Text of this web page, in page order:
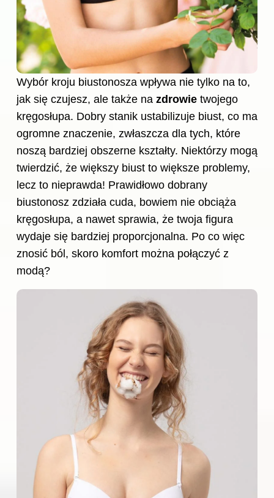
Wybór kroju biustonosza wpływa nie tylko na to,
jak się czujesz, ale także na zdrowie twojego
kręgosłupa. Dobry stanik ustabilizuje biust, co ma
ogromne znaczenie, zwłaszcza dla tych, które
noszą bardziej obszerne kształty. Niektórzy mogą
twierdzić, że większy biust to większe problemy,
lecz to nieprawda! Prawidłowo dobrany
biustonosz zdziała cuda, bowiem nie obciąża
kręgosłupa, a nawet sprawia, że twoja figura
wydaje się bardziej proporcjonalna. Po co więc
znosić ból, skoro komfort można połączyć z
modą?